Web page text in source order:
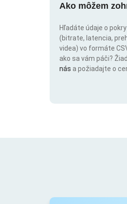
Ako môžem
Hľadáte údaje o
(bitrate, latencia,
videa) vo formáte
ako sa vám páči?
nás a požiadajte o